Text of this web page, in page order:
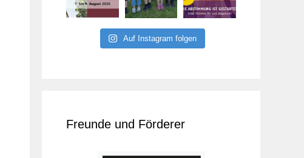
Auf Instagram folgen
Freunde und Förderer